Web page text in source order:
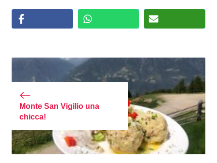
Monte San Vigilio una
chicca!